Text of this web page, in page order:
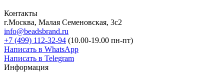
Контакты
г.Москва, Малая Семеновская, 3с2
info@beadsbrand.ru
+7 (499) 112-32-94 (10.00-19.00 пн-пт)
Написать в WhatsApp
Написать в Telegram
Информация